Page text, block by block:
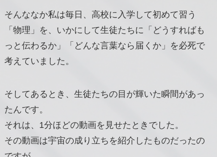
そんななか私は毎日、高校に入学して初めて習う
「物理」を、いかにして生徒たちに「どうすればも
っと伝わるか」「どんな言葉なら届くか」を必死で
考えていました。
そしてあるとき、生徒たちの目が輝いた瞬間があっ
たんです。
それは、1分ほどの動画を見せたときでした。
その動画は宇宙の成り立ちを紹介したものだったの